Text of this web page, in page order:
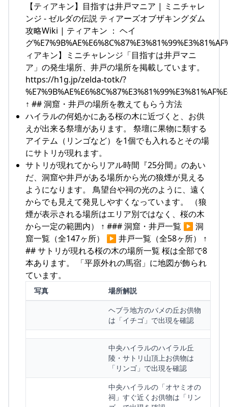
【ティアキン】目指すは井戸マニア | ミニチャレ
ンジ - ゼルダの伝説 ティアーズオブザキングダム
攻略Wiki | ティアキン ： ヘイ
グ
ィアキン】ミニチャレンジ「目指すは井戸マニ
ア」の発生場所、井戸の場所を掲載しています。
https://h1g.jp/zelda-totk/?
↑ ## 洞窟・井戸の場所を教えてもらう方法
ハイラルの何処かにある桜の木に近づくと、お供
えが出来る祭壇があります。 祭壇に果物に類する
アイテム（リンゴなど）を1個でも入れるとその場
にサトリが現れます。
サトリが現れてからリアル時間『25分間』のあい
だ、洞窟や井戸がある場所から光の狼煙が見える
ようになります。 鳥望台や祠の光のように、遠く
からでも見えて発見しやすくなっています。 （狼
煙が表示される場所はエリア別ではなく、桜の木
から一定の範囲内） ↑ ### 洞窟・井戸一覧 ▶ 洞
窟一覧（全147ヶ所） ▶ 井戸一覧（全58ヶ所） ↑
## サトリが現れる桜の木の場所一覧 桜は全部で8
本あります。 「平原外れの馬宿」に地図が飾られ
ています。
写真
場所解説
ヘブラ地方のバメの丘お供物
は「イチゴ」で出現を確認
中央ハイラルのハイラル丘
陵・サトリ山頂上お供物は
「リンゴ」で出現を確認
中央ハイラルの「オヤミオの
祠」すぐ近くお供物は「リン